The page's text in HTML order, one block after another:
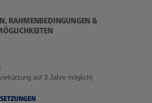
RAHMENBEDINGUNGEN &
auf 3 Jahre möglich)